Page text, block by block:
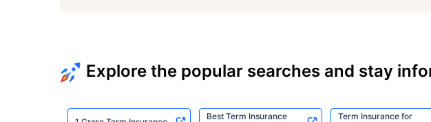
Explore the popular searches and stay
Best Term Insurance
Term Insurance for